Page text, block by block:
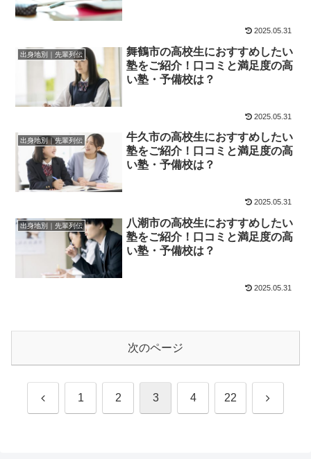
2025.05.31
出身地別｜先輩列伝
舞鶴市の高校生におすすめしたい
塾をご紹介！口コミと満足度の高
い塾・予備校は？
2025.05.31
出身地別｜先輩列伝
牛久市の高校生におすすめしたい
塾をご紹介！口コミと満足度の高
い塾・予備校は？
2025.05.31
出身地別｜先輩列伝
八潮市の高校生におすすめしたい
塾をご紹介！口コミと満足度の高
い塾・予備校は？
2025.05.31
次のページ
前 1 2 3 4 22 次